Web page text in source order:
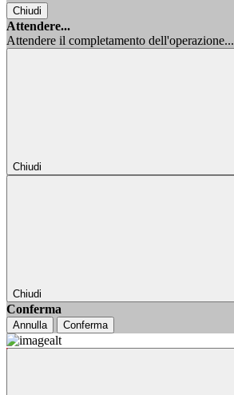
Chiudi
Attendere...
Attendere il completamento dell'operazione...
Chiudi
Chiudi
Conferma
Annulla Conferma